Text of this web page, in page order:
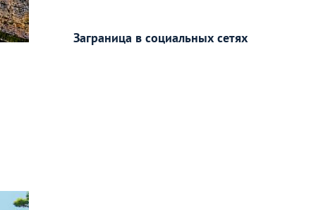
Заграница в социальных сетях